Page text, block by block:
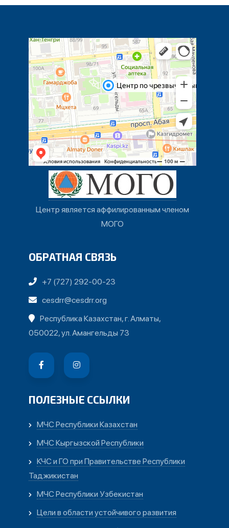
Центр является аффилированным членом
МОГО
ОБРАТНАЯ СВЯЗЬ
+7 (727) 292-00-23
cesdrr@cesdrr.org
Республика Казахстан, г. Алматы,
050022, ул. Амангельды 73
ПОЛЕЗНЫЕ ССЫЛКИ
МЧС Республики Казахстан
МЧС Кыргызской Республики
КЧС и ГО при Правительстве Республики
Таджикистан
МЧС Республики Узбекистан
Цели в области устойчивого развития